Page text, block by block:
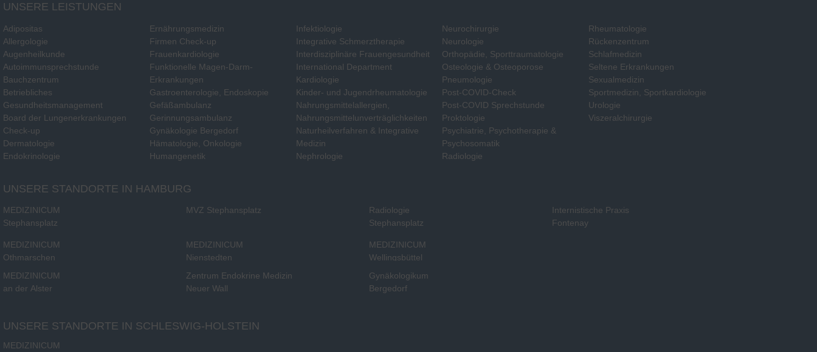
UNSERE LEISTUNGEN
Adipositas
Allergologie
Augenheilkunde
Autoimmunsprechstunde
Bauchzentrum
Betriebliches
Gesundheitsmanagement
Board der Lungenerkrankungen
Check-up
Dermatologie
Endokrinologie
Ernährungsmedizin
Firmen Check-up
Frauenkardiologie
Funktionelle Magen-Darm-
Erkrankungen
Gastroenterologie, Endoskopie
Gefäßambulanz
Gerinnungsambulanz
Gynäkologie Bergedorf
Hämatologie, Onkologie
Humangenetik
Infektiologie
Integrative Schmerztherapie
Interdisziplinäre Frauengesundheit
International Department
Kardiologie
Kinder- und Jugendrheumatologie
Nahrungsmittelallergien,
Nahrungsmittelunverträglichkeiten
Naturheilverfahren & Integrative
Medizin
Nephrologie
Neurochirurgie
Neurologie
Orthopädie, Sporttraumatologie
Osteologie & Osteoporose
Pneumologie
Post-COVID-Check
Post-COVID Sprechstunde
Proktologie
Psychiatrie, Psychotherapie &
Psychosomatik
Radiologie
Rheumatologie
Rückenzentrum
Schlafmedizin
Seltene Erkrankungen
Sexualmedizin
Sportmedizin, Sportkardiologie
Urologie
Viszeralchirurgie
UNSERE STANDORTE IN HAMBURG
MEDIZINICUM
Stephansplatz
MVZ Stephansplatz
Radiologie
Stephansplatz
Internistische Praxis
Fontenay
MEDIZINICUM
Othmarschen
MEDIZINICUM
Nienstedten
MEDIZINICUM
Wellingsbüttel
MEDIZINICUM
an der Alster
Zentrum Endokrine Medizin
Neuer Wall
Gynäkologikum
Bergedorf
UNSERE STANDORTE IN SCHLESWIG-HOLSTEIN
MEDIZINICUM